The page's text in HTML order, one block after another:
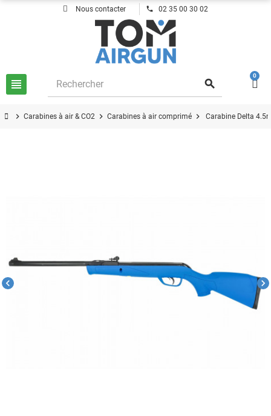
Nous contacter phone 02 35 00 30 02
view_headline search
0
chevron_right Carabines à air & CO2 chevron_right Carabines à air comprimé chevron_right Carabine Delta
chevron_left chevron_right